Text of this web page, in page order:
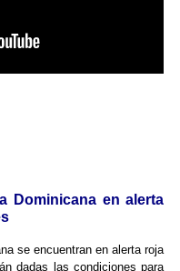
Dominicana en alerta
se encuentran en alerta roja
dadas las condiciones para